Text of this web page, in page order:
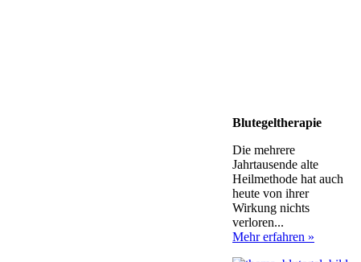
Blutegeltherapie
Die mehrere
Jahrtausende alte
Heilmethode hat auch
heute von ihrer
Wirkung nichts
verloren...
Mehr erfahren »